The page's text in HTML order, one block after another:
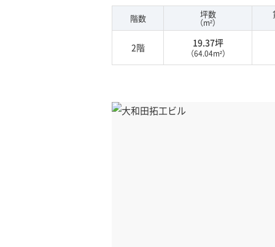
階数 坪数
（m²）
2階 19.37坪
（64.04m²）